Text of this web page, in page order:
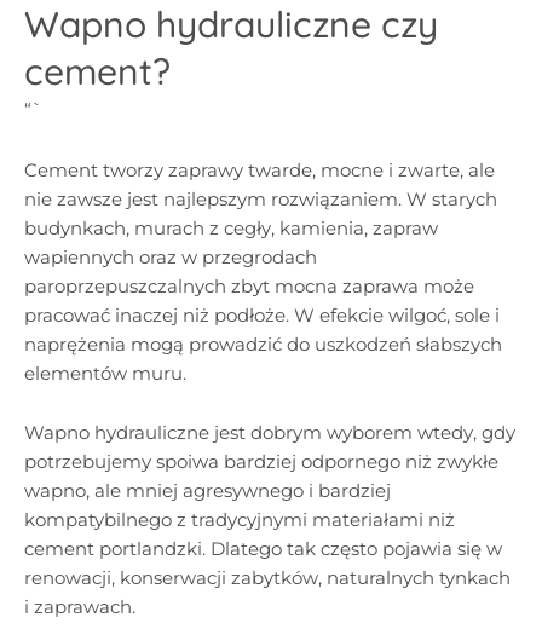
Wapno hydrauliczne czy
cement?
“`
Cement tworzy zaprawy twarde, mocne i zwarte, ale
nie zawsze jest najlepszym rozwiązaniem. W starych
budynkach, murach z cegły, kamienia, zapraw
wapiennych oraz w przegrodach
paroprzepuszczalnych zbyt mocna zaprawa może
pracować inaczej niż podłoże. W efekcie wilgoć, sole i
naprężenia mogą prowadzić do uszkodzeń słabszych
elementów muru.
Wapno hydrauliczne jest dobrym wyborem wtedy, gdy
potrzebujemy spoiwa bardziej odpornego niż zwykłe
wapno, ale mniej agresywnego i bardziej
kompatybilnego z tradycyjnymi materiałami niż
cement portlandzki. Dlatego tak często pojawia się w
renowacji, konserwacji zabytków, naturalnych tynkach
i zaprawach.